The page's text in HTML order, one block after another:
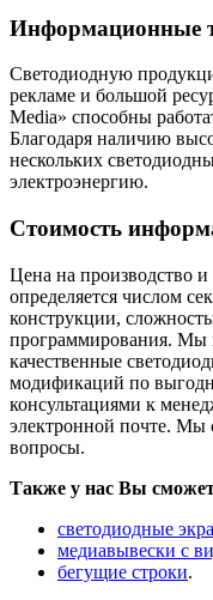
Информационные
Светодиодную
рекламе и большой
Media» способны
Благодаря наличию
нескольких
электроэнергию.
Стоимость
Цена на производство
определяется числом
конструкции,
программирования. Мы
качественные
модификаций по
консультациями к
электронной почте. Мы
вопросы.
Также у нас Вы
светодиодные
медиавывески с
бегущие строки.